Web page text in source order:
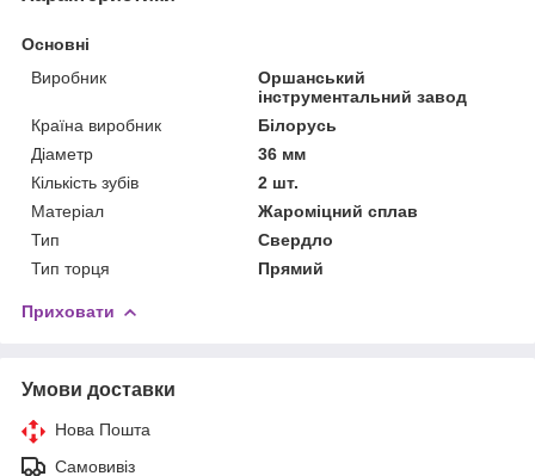
Основні
Виробник
Оршанський
інструментальний завод
Країна виробник
Білорусь
Діаметр
36 мм
Кількість зубів
2 шт.
Матеріал
Жароміцний сплав
Тип
Свердло
Тип торця
Прямий
Приховати
Умови доставки
Нова Пошта
Самовивіз